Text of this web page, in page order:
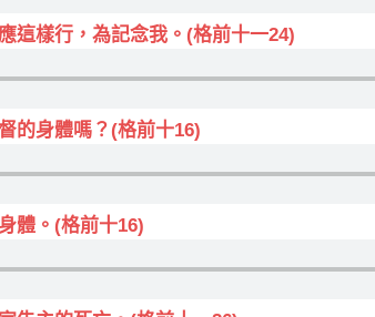
這樣行，為記念我。(格前十一24)
的身體嗎？(格前十16)
體。(格前十16)